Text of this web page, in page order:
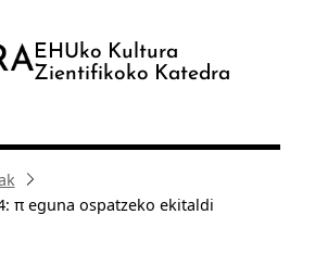
EHUko Kultura
Zientifikoko Katedra
π eguna ospatzeko ekitaldi